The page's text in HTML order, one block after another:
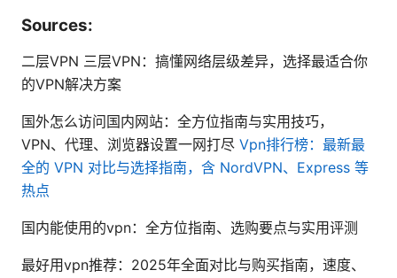
Sources:
二层VPN 三层VPN：搞懂网络层级差异，选择最适合你
的VPN解决方案
国外怎么访问国内网站：全方位指南与实用技巧，
VPN、代理、浏览器设置一网打尽 Vpn排行榜：最新最
全的 VPN 对比与选择指南，含 NordVPN、Express 等
热点
国内能使用的vpn：全方位指南、选购要点与实用评测
最好用vpn推荐：2025年全面对比与购买指南，速度、